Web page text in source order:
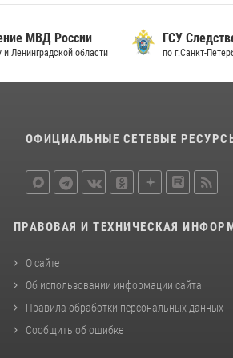
Представитель
работе круглого стола
В Ленобласти сотрудники
16 июля 2026, 10:58
России
области
ГСУ
по г.Санкт-Петербургу
ОФИЦИАЛЬНЫЕ СЕТЕВЫЕ
ПРАВОВАЯ И ТЕХНИЧЕСКАЯ
О сайте
Об использовании информации сайта
Правила обработки персональных данных
Сообщить об ошибке